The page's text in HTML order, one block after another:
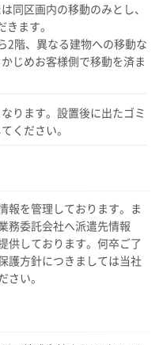
同区画内の移動のみとし、
ます。
2階、異なる建物への移動な
じめお客様側で移動を済ま
ります。設置後に出たゴミ
ください。
報を管理しております。ま
務委託会社へ派遣先情報
供しております。何卒ご了
護方針につきましては当社
さい。